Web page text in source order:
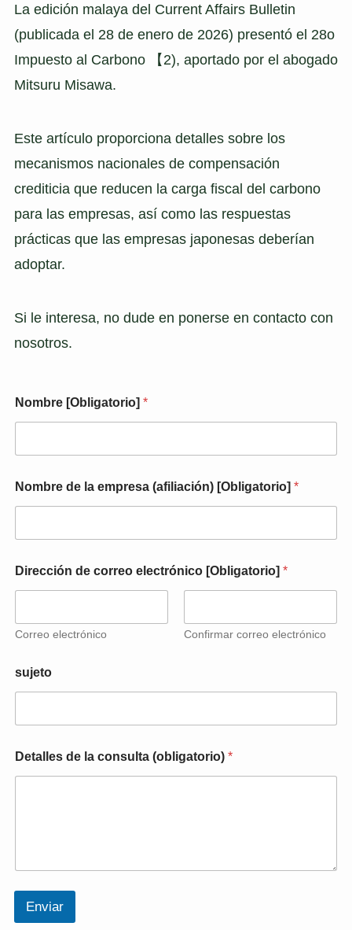
La edición malaya del Current Affairs Bulletin
(publicada el 28 de enero de 2026) presentó el 28o
Impuesto al Carbono 【2), aportado por el abogado
Mitsuru Misawa.
Este artículo proporciona detalles sobre los
mecanismos nacionales de compensación
crediticia que reducen la carga fiscal del carbono
para las empresas, así como las respuestas
prácticas que las empresas japonesas deberían
adoptar.
Si le interesa, no dude en ponerse en contacto con
nosotros.
Nombre [Obligatorio] *
Nombre de la empresa (afiliación) [Obligatorio] *
Dirección de correo electrónico [Obligatorio] *
Correo electrónico Confirmar correo electrónico
sujeto
o
b
i
)
Detalles de la consulta (obligatorio) *
Enviar